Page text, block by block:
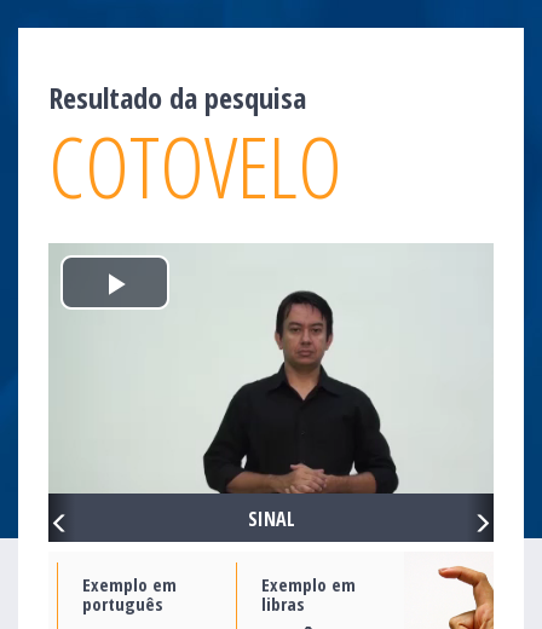
Resultado da pesquisa
COTOVELO
Play
PREVIOUS NEXT
SINAL
Exemplo em
português
Exemplo em
libras